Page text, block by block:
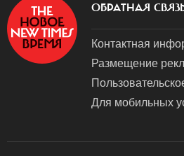
ОБРАТНАЯ
Контактная
Размещение
Для мобильных